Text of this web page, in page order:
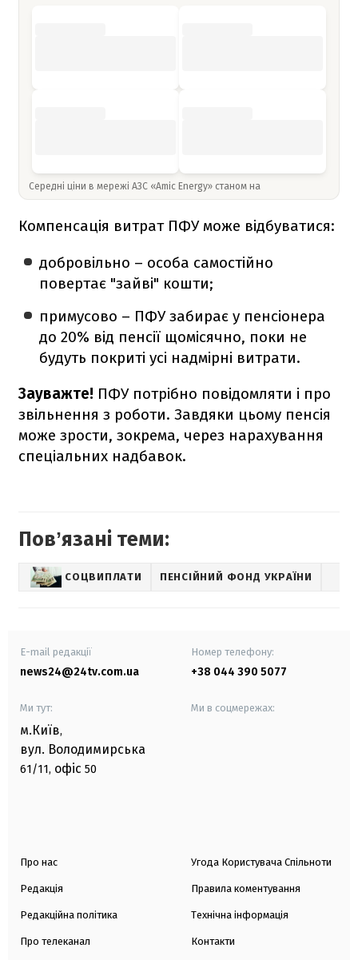
Середні ціни в мережі АЗС «Amic Energy» станом на
Компенсація витрат ПФУ може відбуватися:
добровільно – особа самостійно
повертає "зайві" кошти;
примусово – ПФУ забирає у пенсіонера
до 20% від пенсії щомісячно, поки не
будуть покриті усі надмірні витрати.
Зауважте! ПФУ потрібно повідомляти і про
звільнення з роботи. Завдяки цьому пенсія
може зрости, зокрема, через нарахування
спеціальних надбавок.
Повʼязані теми:
СОЦВИПЛАТИ ПЕНСІЙНИЙ ФОНД УКРАЇНИ
E-mail редакції
news24@24tv.com.ua
Номер телефону:
+38 044 390 5077
Ми тут:
м.Київ,
вул. Володимирська
61/11, офіс 50
Ми в соцмережах:
Про нас
Редакція
Редакційна політика
Про телеканал
Угода Користувача Спільноти
Правила коментування
Технічна інформація
Контакти